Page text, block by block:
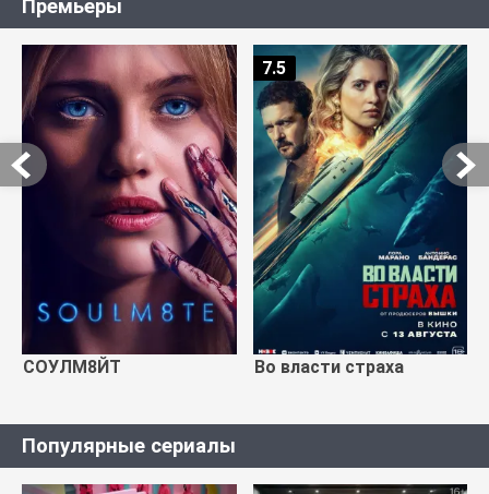
Премьеры
СОУЛМ8ЙТ Во власти страха
7.5
Популярные сериалы